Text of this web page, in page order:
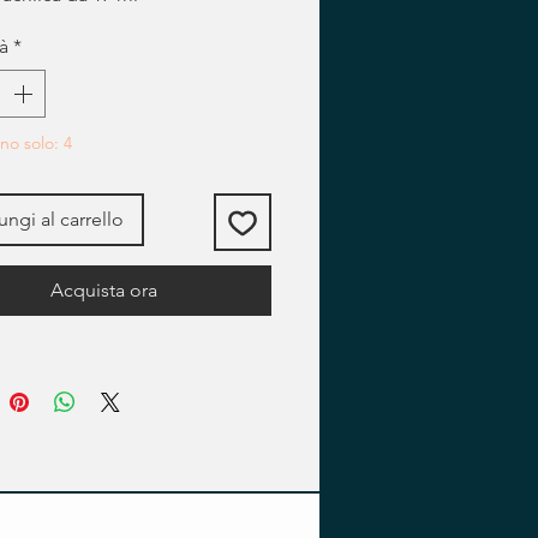
*
solo: 4
al carrello
Acquista ora